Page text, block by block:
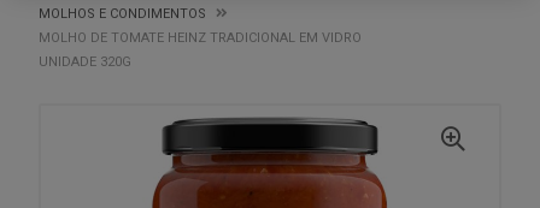
MOLHOS E CONDIMENTOS
MOLHO DE TOMATE HEINZ TRADICIONAL EM VIDRO
UNIDADE 320G